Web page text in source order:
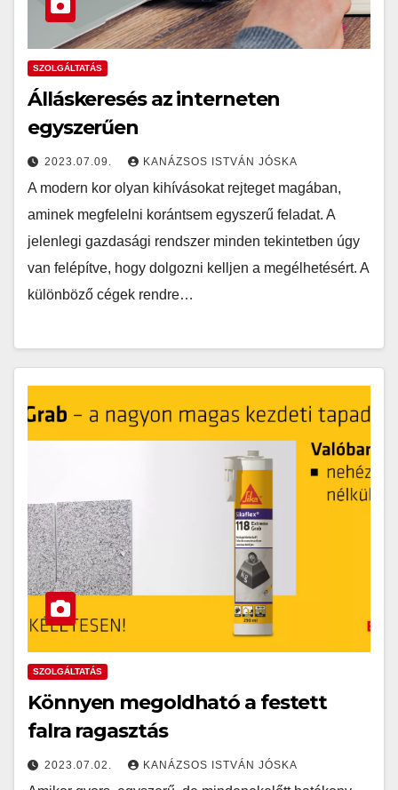
SZOLGÁLTATÁS
Álláskeresés az interneten
egyszerűen
2023.07.09. KANÁZSOS ISTVÁN JÓSKA
A modern kor olyan kihívásokat rejteget magában,
aminek megfelelni korántsem egyszerű feladat. A
jelenlegi gazdasági rendszer minden tekintetben úgy
van felépítve, hogy dolgozni kelljen a megélhetésért. A
különböző cégek rendre…
SZOLGÁLTATÁS
Könnyen megoldható a festett
falra ragasztás
2023.07.02. KANÁZSOS ISTVÁN JÓSKA